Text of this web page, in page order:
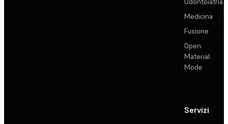
Medicina
Fusione
Open
Material
Mode
Servizi